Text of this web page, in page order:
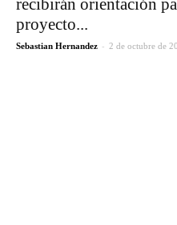
recibirán orientación
proyecto...
Sebastian Hernandez - 2 de octubre de